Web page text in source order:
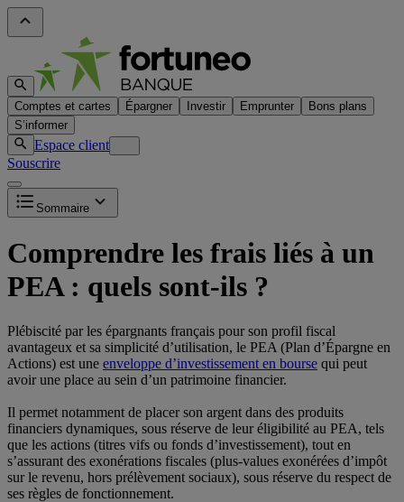
Comptes et cartes Épargner Investir Emprunter
Bons plans
S’informer
Espace client
Souscrire
Sommaire
Comprendre les frais liés à un
PEA : quels sont-ils ?
Plébiscité par les épargnants français pour son profil fiscal
avantageux et sa simplicité d’utilisation, le PEA (Plan d’Épargne en
Actions) est une enveloppe d’investissement en bourse qui peut
avoir une place au sein d’un patrimoine financier.
Il permet notamment de placer son argent dans des produits
financiers dynamiques, sous réserve de leur éligibilité au PEA, tels
que les actions (titres vifs ou fonds d’investissement), tout en
s’assurant des exonérations fiscales (plus-values exonérées d’impôt
sur le revenu, hors prélèvement sociaux), sous réserve du respect de
ses règles de fonctionnement.